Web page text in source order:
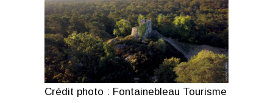
Crédit photo : Fontainebleau Tourisme